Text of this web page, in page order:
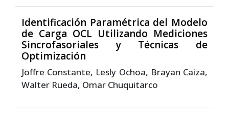
Identificación Paramétrica del Modelo
de Carga OCL Utilizando Mediciones
Sincrofasoriales y Técnicas de
Optimización
Joffre Constante, Lesly Ochoa, Brayan Caiza,
Walter Rueda, Omar Chuquitarco